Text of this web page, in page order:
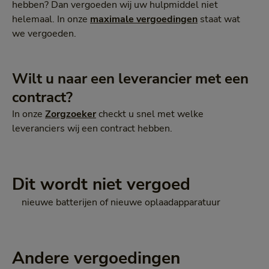
hebben? Dan vergoeden wij uw hulpmiddel niet
helemaal. In onze maximale vergoedingen staat wat
we vergoeden.
Wilt u naar een leverancier met een
contract?
In onze Zorgzoekercheckt u snel met welke
leveranciers wij een contract hebben.
Dit wordt niet vergoed
nieuwe batterijen of nieuwe oplaadapparatuur
Andere vergoedingen